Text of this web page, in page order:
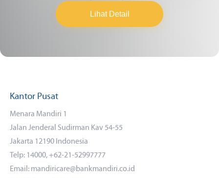
Lihat Detail
Kantor Pusat
Menara Mandiri 1
Jalan Jenderal Sudirman Kav 54-55
Jakarta 12190 Indonesia
Telp: 14000, +62-21-52997777
Email: mandiricare@bankmandiri.co.id